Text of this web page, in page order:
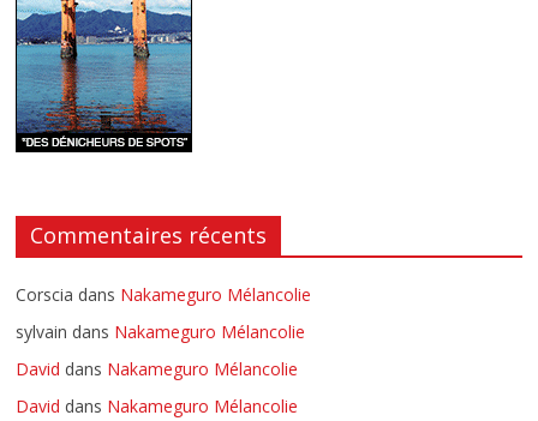
Commentaires récents
Corscia dans Nakameguro Mélancolie
sylvain dans Nakameguro Mélancolie
David dans Nakameguro Mélancolie
David dans Nakameguro Mélancolie